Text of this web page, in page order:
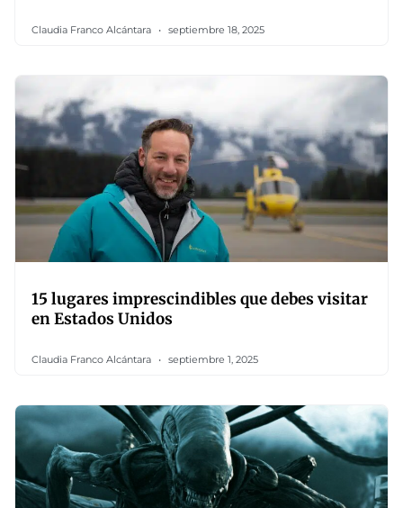
Claudia Franco Alcántara septiembre 18, 2025
15 lugares imprescindibles que debes visitar
en Estados Unidos
Claudia Franco Alcántara septiembre 1, 2025